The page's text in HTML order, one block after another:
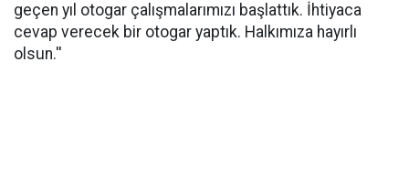
geçen yıl otogar çalışmalarımızı başlattık. İhtiyaca
cevap verecek bir otogar yaptık. Halkımıza hayırlı
olsun.''